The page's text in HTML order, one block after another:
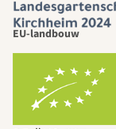
EU-landbouw